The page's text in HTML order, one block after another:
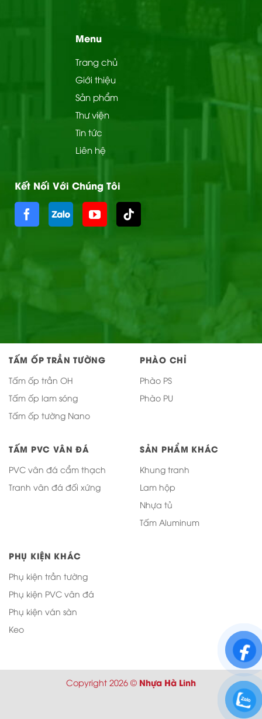
Menu
Trang chủ
Giới thiệu
Sản phẩm
Thư viện
Tin tức
Liên hệ
Kết Nối Với Chúng Tôi
TẤM ỐP TRẦN TƯỜNG
Tấm ốp trần OH
Tấm ốp lam sóng
Tấm ốp tường Nano
PHÀO CHỈ
Phào PS
Phào PU
TẤM PVC VÂN ĐÁ
PVC vân đá cẩm thạch
Tranh vân đá đối xứng
SẢN PHẨM KHÁC
Khung tranh
Lam hộp
Nhựa tủ
Tấm Aluminum
PHỤ KIỆN KHÁC
Phụ kiện trần tường
Phụ kiện PVC vân đá
Phụ kiện ván sàn
Keo
Copyright 2026 © Nhựa Hà Linh